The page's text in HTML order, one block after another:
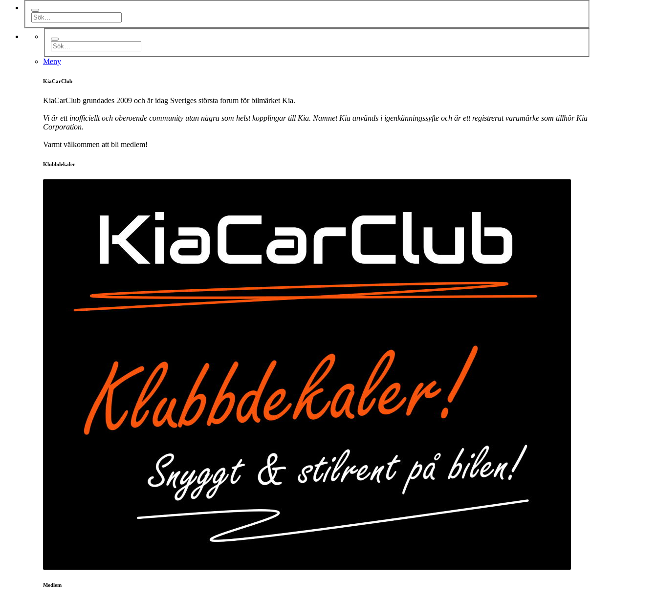
Meny
KiaCarClub
KiaCarClub grundades 2009 och är idag Sveriges största forum för bilmärket Kia.
Vi är ett inofficiellt och oberoende community utan några som helst kopplingar till Kia. Namnet Kia används i igenkänningssyfte och är ett registrerat varumärke som tillhör Kia
Corporation.
Varmt välkommen att bli medlem!
Klubbdekaler
Medlem